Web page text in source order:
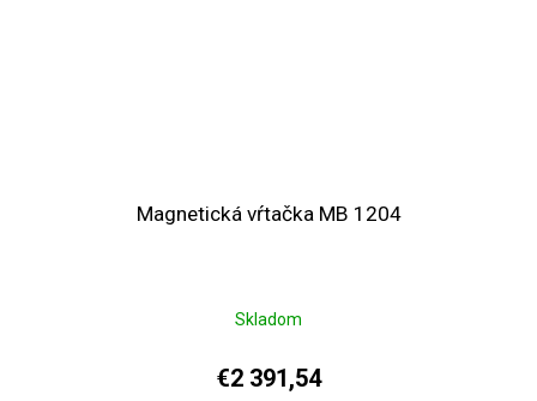
Magnetická vŕtačka MB 1204
Skladom
€2 391,54